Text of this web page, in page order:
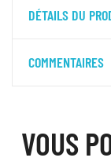
DÉTAILS DU
COMMENTAIRES
VOUS